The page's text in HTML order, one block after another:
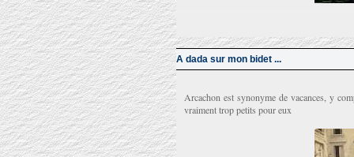
A dada sur mon bidet ...
Arcachon est synonyme de vacances, y
vraiment trop petits pour eux